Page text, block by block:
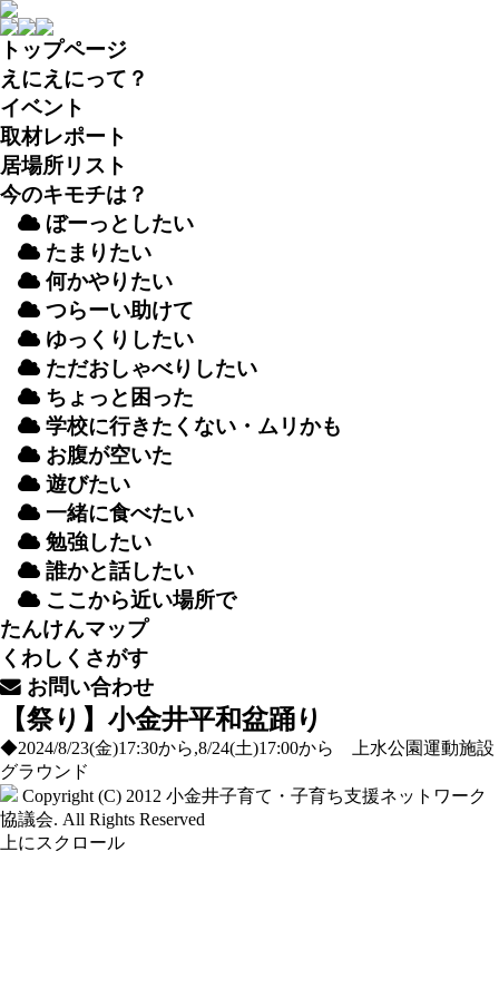
トップページ
えにえにって？
イベント
取材レポート
居場所リスト
今のキモチは？
ぼーっとしたい
たまりたい
何かやりたい
つらーい助けて
ゆっくりしたい
ただおしゃべりしたい
ちょっと 困 った
学校に行きたくない・ムリかも
お腹が空いた
遊びたい
一緒に食べたい
勉強したい
誰かと話したい
ここから近い場所で
たんけんマップ
くわしくさがす
お問い合わせ
【祭り】小金井平和盆踊り
◆2024/8/23(金)17:30から,8/24(土)17:00から 上水公園運動施設
グラウンド
Copyright (C) 2012 小金井子育て・子育ち支援ネットワーク
協議会. All Rights Reserved
上にスクロール